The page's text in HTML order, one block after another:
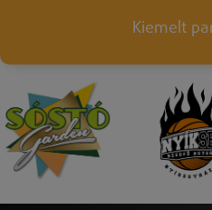
Kiemelt